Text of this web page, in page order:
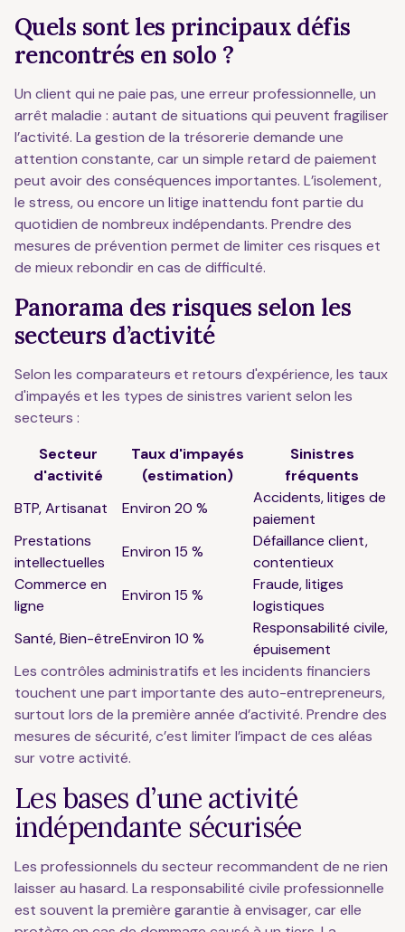
Quels sont les principaux défis
rencontrés en solo ?
Un client qui ne paie pas, une erreur professionnelle, un
arrêt maladie : autant de situations qui peuvent fragiliser
l’activité. La gestion de la trésorerie demande une
attention constante, car un simple retard de paiement
peut avoir des conséquences importantes. L’isolement,
le stress, ou encore un litige inattendu font partie du
quotidien de nombreux indépendants. Prendre des
mesures de prévention permet de limiter ces risques et
de mieux rebondir en cas de difficulté.
Panorama des risques selon les
secteurs d’activité
Selon les comparateurs et retours d'expérience, les taux
d'impayés et les types de sinistres varient selon les
secteurs :
Secteur
d'activité
Taux d'impayés
(estimation)
Sinistres
fréquents
BTP, Artisanat
Environ 20 %
Accidents, litiges de
paiement
Prestations
intellectuelles
Environ 15 %
Défaillance client,
contentieux
Commerce en
ligne
Environ 15 %
Fraude, litiges
logistiques
Santé, Bien-êtreEnviron 10 %
Responsabilité civile,
épuisement
Les contrôles administratifs et les incidents financiers
touchent une part importante des auto-entrepreneurs,
surtout lors de la première année d’activité. Prendre des
mesures de sécurité, c’est limiter l’impact de ces aléas
sur votre activité.
Les bases d’une activité
indépendante sécurisée
Les professionnels du secteur recommandent de ne rien
laisser au hasard. La responsabilité civile professionnelle
est souvent la première garantie à envisager, car elle